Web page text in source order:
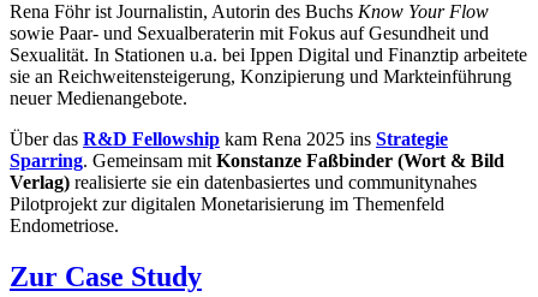
Rena Föhr ist Journalistin, Autorin des Buchs Know Your Flow
sowie Paar- und Sexualberaterin mit Fokus auf Gesundheit und
Sexualität. In Stationen u.a. bei Ippen Digital und Finanztip arbeitete
sie an Reichweitensteigerung, Konzipierung und Markteinführung
neuer Medienangebote.
Über das R&D Fellowship kam Rena 2025 ins Strategie
Sparring. Gemeinsam mit Konstanze Faßbinder (Wort & Bild
Verlag) realisierte sie ein datenbasiertes und communitynahes
Pilotprojekt zur digitalen Monetarisierung im Themenfeld
Endometriose.
Zur Case Study